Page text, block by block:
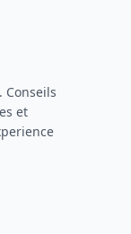
Conseils
et